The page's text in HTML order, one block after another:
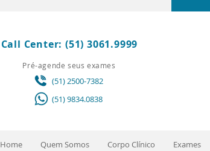
Call Center:(51) 3061.9999
Pré-agende seus exames
(51) 2500-7382
(51) 9834.0838
Home Quem Somos Corpo Clínico Exames